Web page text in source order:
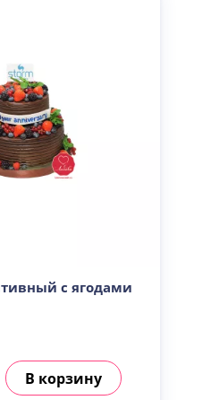
с ягодами
В корзину